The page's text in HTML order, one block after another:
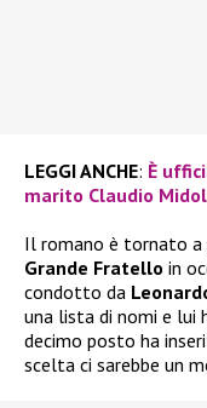
LEGGI ANCHE: È
marito Claudio
Il romano è tornato a
Grande Fratello in
condotto da
una lista di nomi e lui
decimo posto ha
scelta ci sarebbe un